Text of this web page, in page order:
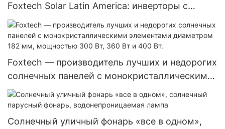
Foxtech Solar Latin America: инверторы с
чистой синусоидальной волной, 4 кВт, 6 кВт,
48 В, 120/240 В, автономные солнечные
инверторы.
Foxtech — производитель лучших и недорогих
солнечных панелей с монокристаллическими
элементами диаметром 182 мм, мощностью
300 Вт, 360 Вт и 400 Вт.
Солнечный уличный фонарь «все в одном»,